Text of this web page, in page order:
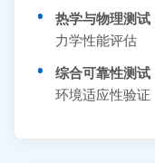
热学与物理测试
力学性能评估
综合可靠性测试
环境适应性验证